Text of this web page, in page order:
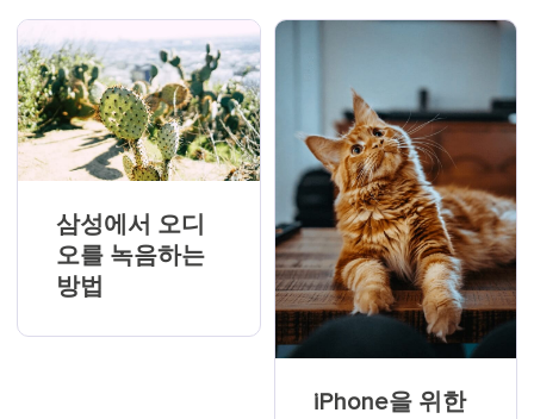
삼성에서 오디
오를 녹음하는
방법
iPhone을 위한